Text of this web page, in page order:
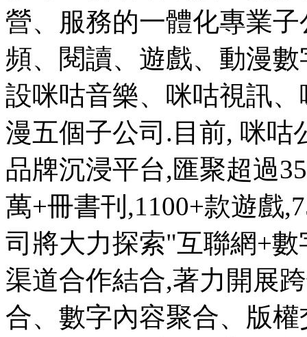
營、服務的一體化專業
頻、閱讀、遊戲、動漫
設咪咕音樂、咪咕視訊
漫五個子公司.目前, 咪咕
品牌沉浸平台,匯聚超過
萬+冊書刊,1100+款遊戲
司將大力探索"互聯網+
渠道合作結合,著力開展
合、數字內容聚合、版